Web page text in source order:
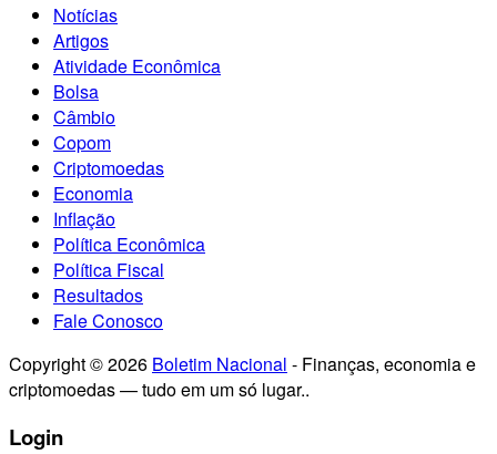
Notícias
Artigos
Atividade Econômica
Bolsa
Câmbio
Copom
Criptomoedas
Economia
Inflação
Política Econômica
Política Fiscal
Resultados
Fale Conosco
Copyright © 2026 Boletim Nacional - Finanças, economia e
criptomoedas — tudo em um só lugar..
Login